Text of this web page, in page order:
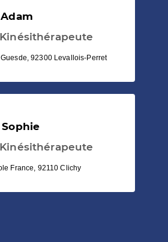
92300 Levallois-Perret
France, 92110 Clichy